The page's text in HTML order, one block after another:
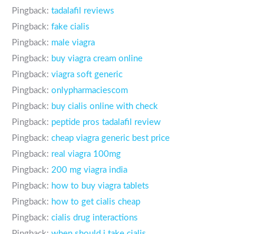
Pingback: tadalafil reviews
Pingback: fake cialis
Pingback: male viagra
Pingback: buy viagra cream online
Pingback: viagra soft generic
Pingback: onlypharmaciescom
Pingback: buy cialis online with check
Pingback: peptide pros tadalafil review
Pingback: cheap viagra generic best price
Pingback: real viagra 100mg
Pingback: 200 mg viagra india
Pingback: how to buy viagra tablets
Pingback: how to get cialis cheap
Pingback: cialis drug interactions